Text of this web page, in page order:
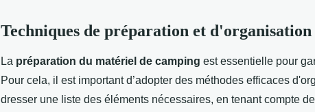
Techniques de préparation et d'organisation
La préparation du matériel de camping est essentielle pour
Pour cela, il est important d’adopter des méthodes efficaces
dresser une liste des éléments nécessaires, en tenant compte